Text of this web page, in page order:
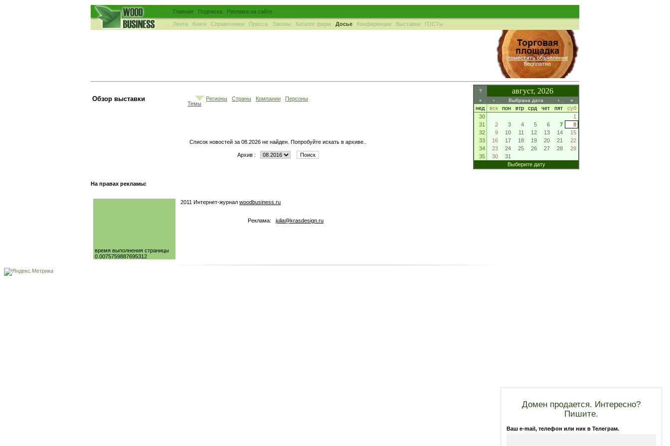
Главная Подписка Реклама на сайте
Лента Книги Справочники Пресса Законы Каталог фирм Досье Конференции Выставки ГОСТы
Обзор выставки
Темы
Регионы Страны Компании Персоны
Список новостей за 08.2026 не найден. Попробуйте искать в архиве..
Архив :
? август, 2026
« ‹ Выбрана дата › »
нед вск пон втр срд чет пят
суб
30
1
31
2 3 4 5 6 7
8
32
9 10 11 12 13 14
15
33
16 17 18 19 20 21
22
34
23 24 25 26 27 28
29
35
30
31
Выберите дату
На правах рекламы:
время выполнения страницы
0.0075759887695312
2011 Интернет-журнал woodbusiness.ru
Реклама: julia@krasdesign.ru
Домен продается. Интересно?
Пишите.
Ваш e-mail, телефон или ник в Телеграм.